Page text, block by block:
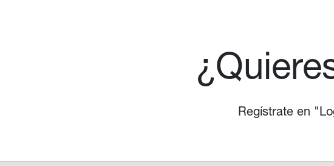
Regístrate en "